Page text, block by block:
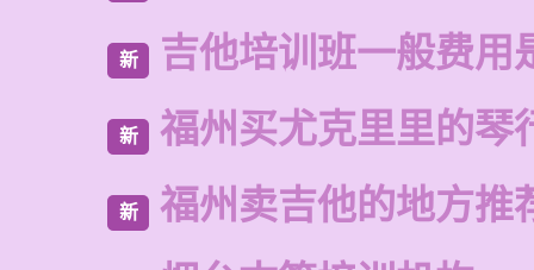
新 吉他培训班一般费用
新 福州买尤克里里的琴
新 福州卖吉他的地方推